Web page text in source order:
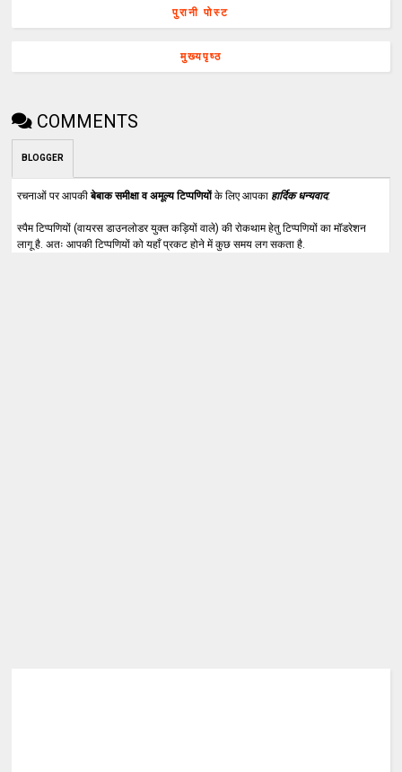
पुरानी पोस्ट
मुख्यपृष्ठ
COMMENTS
BLOGGER
रचनाओं पर आपकीबेबाक समीक्षा व अमूल्य टिप्पणियोंके लिए आपका हार्दिक धन्यवाद.
स्पैम टिप्पणियों (वायरस डाउनलोडर युक्त कड़ियों वाले) की रोकथाम हेतु टिप्पणियों का मॉडरेशन
लागू है. अतः आपकी टिप्पणियों को यहाँ प्रकट होने में कुछ समय लग सकता है.